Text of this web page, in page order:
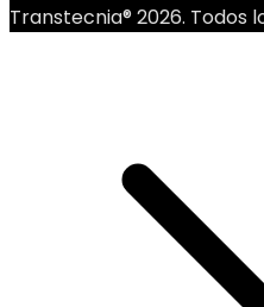
Transtecnia® 2026. Todos